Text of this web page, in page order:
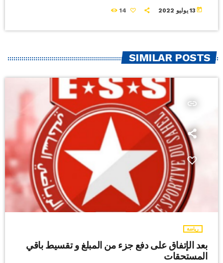
today 13 يوليو 2022 14
SIMILAR POSTS
insert_link
رياضة
بعد الإتفاق على دفع جزء من المبلغ و تقسيط باقي
المستحقات